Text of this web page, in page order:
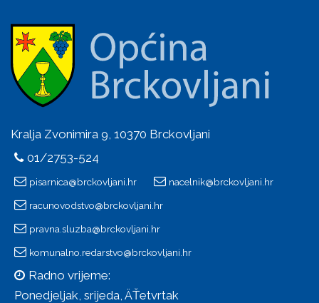
Kralja Zvonimira 9, 10370 Brckovljani
01/2753-524
pisarnica@brckovljani.hr nacelnik@brckovljani.hr
racunovodstvo@brckovljani.hr
pravna.sluzba@brckovljani.hr
komunalno.redarstvo@brckovljani.hr
Radno vrijeme:
Ponedjeljak, srijeda, ÄŤetvrtak